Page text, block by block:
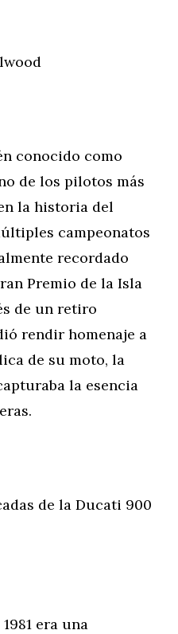
conocido como
de los pilotos más
la historia del
campeonatos
recordado
Premio de la Isla
de un retiro
rendir homenaje a
de su moto, la
la esencia
de la Ducati 900
era una